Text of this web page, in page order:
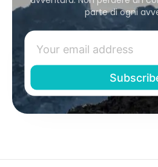
parte di ogni